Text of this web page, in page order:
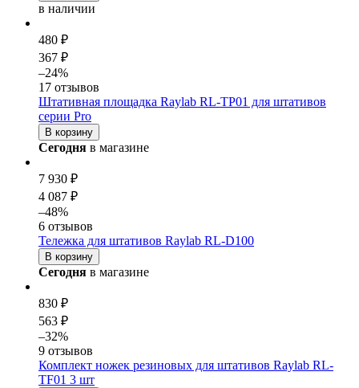
в наличии
480 ₽
367 ₽
–24%
17 отзывов
Штативная площадка Raylab RL-TP01 для штативов
серии Pro
В корзину
Сегодня в магазине
7 930 ₽
4 087 ₽
–48%
6 отзывов
Тележка для штативов Raylab RL-D100
В корзину
Сегодня в магазине
830 ₽
563 ₽
–32%
9 отзывов
Комплект ножек резиновых для штативов Raylab RL-
TF01 3 шт